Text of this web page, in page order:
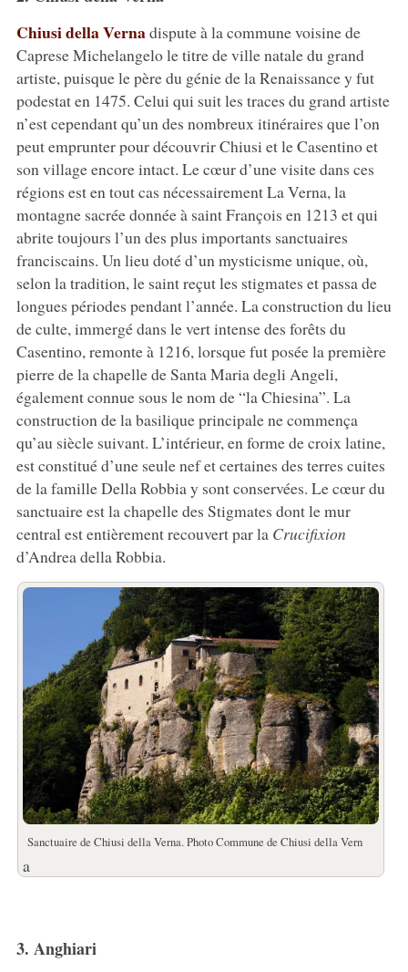
Chiusi della Vernadispute à la commune voisine de
Caprese Michelangelo le titre de ville natale du grand
artiste, puisque le père du génie de la Renaissance y fut
podestat en 1475. Celui qui suit les traces du grand artiste
n’est cependant qu’un des nombreux itinéraires que l’on
peut emprunter pour découvrir Chiusi et le Casentino et
son village encore intact. Le cœur d’une visite dans ces
régions est en tout cas nécessairement La Verna, la
montagne sacrée donnée à saint François en 1213 et qui
abrite toujours l’un des plus importants sanctuaires
franciscains. Un lieu doté d’un mysticisme unique, où,
selon la tradition, le saint reçut les stigmates et passa de
longues périodes pendant l’année. La construction du lieu
de culte, immergé dans le vert intense des forêts du
Casentino, remonte à 1216, lorsque fut posée la première
pierre de la chapelle de Santa Maria degli Angeli,
également connue sous le nom de “la Chiesina”. La
construction de la basilique principale ne commença
qu’au siècle suivant. L’intérieur, en forme de croix latine,
est constitué d’une seule nef et certaines des terres cuites
de la famille Della Robbia y sont conservées. Le cœur du
sanctuaire est la chapelle des Stigmates dont le mur
central est entièrement recouvert par la Crucifixion
d’Andrea della Robbia.
Sanctuaire de Chiusi della Verna. Photo Commune de Chiusi della Vern
a
3. Anghiari